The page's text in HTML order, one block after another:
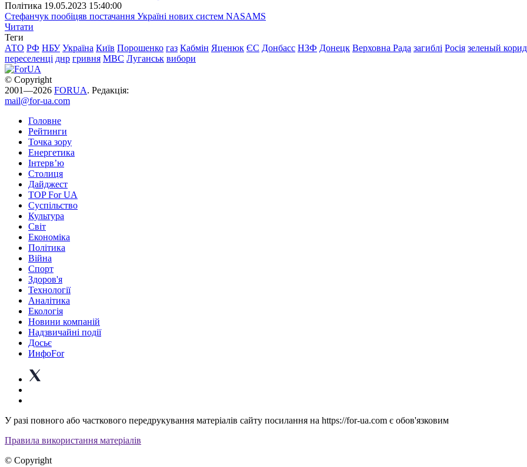
Полiтика 19.05.2023 15:40:00
Стефанчук пообіцяв постачання Україні нових систем NASAMS
Читати
Теги
АТО РФ НБУ Україна Київ Порошенко газ Кабмін Яценюк ЄС Донбасс НЗФ Донецк Верховна Рада загиблі Росія зеленый
переселенці днр гривня МВС Луганськ вибори
© Copyright
2001—2026 FORUA. Редакція:
mail@for-ua.com
Головне
Рейтинги
Точка зору
Енергетика
Інтерв’ю
Столиця
Дайджест
TOP For UA
Суспiльство
Культура
Світ
Економіка
Політика
Війна
Спорт
Здоров'я
Технології
Аналітика
Екологія
Новини компаній
Надзвичайні події
Досьє
ИнфоFor
У разі повного або часткового передрукування матеріалів сайту посилання на https://for-ua.com є обов'язковим
Правила використання матеріалів
© Copyright